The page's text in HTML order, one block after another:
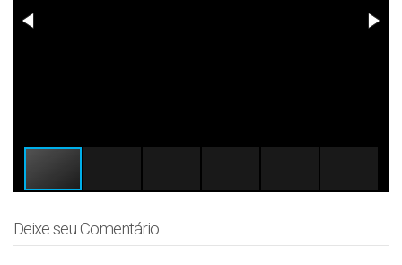
Deixe seu Comentário